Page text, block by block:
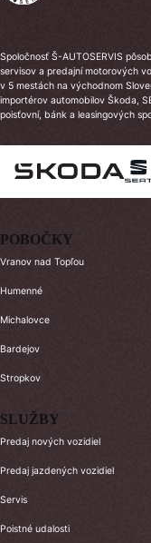
Spoločnosť Š-AUTOSERVIS
servisov a predajní motorových
v 5 mestách na východnom
importérov automobilov Škoda,
poisťovní, bánk a leasingových
POBOČKY
Vranov nad Topľou
Humenné
Michalovce
Bardejov
Stropkov
SLUŽBY
Predaj nových vozidiel
Predaj jazdených vozidiel
Servis
Poistné udalosti